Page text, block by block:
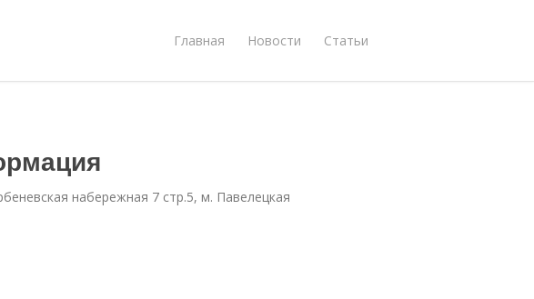
Главная Новости Статьи
набережная 7 стр.5, м. Павелецкая